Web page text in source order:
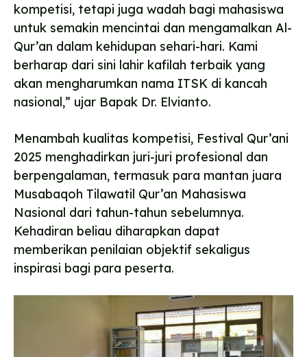
kompetisi, tetapi juga wadah bagi mahasiswa
untuk semakin mencintai dan mengamalkan Al-
Qur’an dalam kehidupan sehari-hari. Kami
berharap dari sini lahir kafilah terbaik yang
akan mengharumkan nama ITSK di kancah
nasional,” ujar Bapak Dr. Elvianto.
Menambah kualitas kompetisi, Festival Qur’ani
2025 menghadirkan juri-juri profesional dan
berpengalaman, termasuk para mantan juara
Musabaqoh Tilawatil Qur’an Mahasiswa
Nasional dari tahun-tahun sebelumnya.
Kehadiran beliau diharapkan dapat
memberikan penilaian objektif sekaligus
inspirasi bagi para peserta.